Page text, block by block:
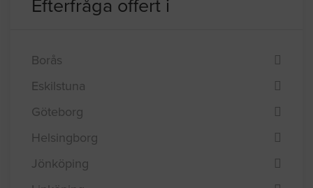
Efterfråga offert i
Borås
Eskilstuna
Göteborg